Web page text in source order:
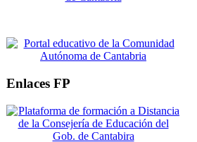
Enlaces FP